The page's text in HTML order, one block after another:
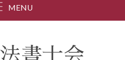
MENU
書士会